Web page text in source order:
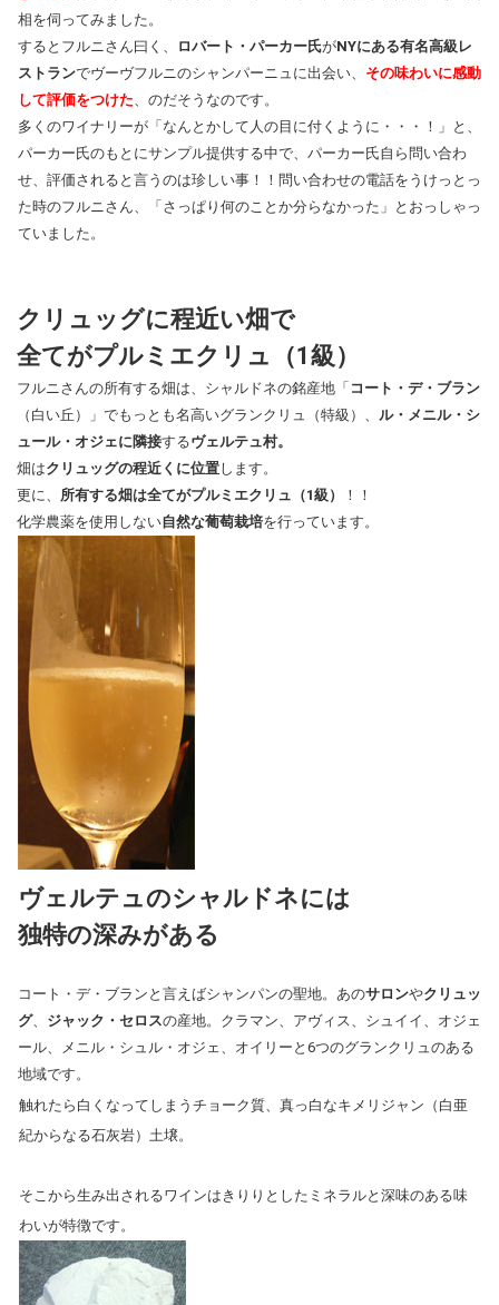
相を伺ってみました。
するとフルニさん曰く、
ロバート・パーカー氏がNYにある有名高級レ
ストランでヴーヴフルニのシャンパーニュに出会い、 その味わいに感動
して評価をつけた、のだそうなのです。
多くのワイナリーが「なんとかして人の目に付くように・・・！」と、
パーカー氏のもとにサンプル提供する中で、パーカー氏自ら問い合わ
せ、評価されると言うのは珍しい事！！問い合わせの電話をうけっとっ
た時のフルニさん、「さっぱり何のことか分らなかった」とおっしゃっ
ていました。
クリュッグに程近い畑で
全てがプルミエクリュ（1級）
フルニさんの所有する畑は、シャルドネの銘産地「 コート・デ・ブラン
（白い丘）」でもっとも名高いグランクリュ（特級）、 ル・メニル・シ
ュール・オジェに隣接するヴェルテュ村。
畑はクリュッグの程近くに位置します。
更に、 所有する畑は全てがプルミエクリュ（1級）
！！
化学農薬を使用しない自然な葡萄栽培を行っています。
ヴェルテュのシャルドネには
独特の深みがある
コート・デ・ブランと言えばシャンパンの聖地。あのサロンやクリュッ
グ、 ジャック・セロスの産地。クラマン、アヴィス、シュイイ、オジェ
ール、メニル・シュル・オジェ、オイリーと6つのグランクリュのある
地域です。
触れたら白くなってしまうチョーク質、真っ白なキメリジャン（白亜
紀からなる石灰岩）土壌。
そこから生み出されるワインはきりりとしたミネラルと深味のある味
わいが特徴です。